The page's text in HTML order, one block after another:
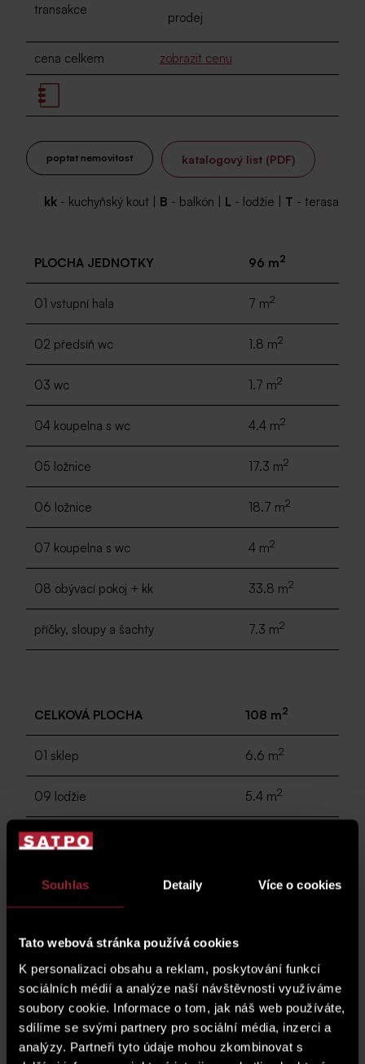
Souhlas Detaily Více o cookies
Tato webová stránka používá cookies
K personalizaci obsahu a reklam, poskytování funkcí
sociálních médií a analýze naší návštěvnosti využíváme
soubory cookie. Informace o tom, jak náš web používáte,
sdílíme se svými partnery pro sociální média, inzerci a
analýzy. Partneři tyto údaje mohou zkombinovat s
transakce
prodej
cena celkem zobrazit cenu
poptat nemovitost katalogový list (PDF)
kk - kuchyňský kout | B - balkón | L - lodžie | T - terasa
PLOCHA JEDNOTKY 96 m2
01 vstupní hala 7 m2
02 předsíň wc 1.8 m2
03 wc 1.7 m2
04 koupelna s wc 4.4 m2
05 ložnice 17.3 m2
06 ložnice 18.7 m2
07 koupelna s wc 4 m2
08 obývací pokoj + kk 33.8 m2
příčky, sloupy a šachty 7.3 m2
CELKOVÁ PLOCHA 108 m2
01 sklep 6.6 m2
09 lodžie 5.4 m2
sklep SK02.75
cena garážového stání* zobrazit cenu
*Cena jednotky nezahrnuje garážové stání.
plánek podlaží